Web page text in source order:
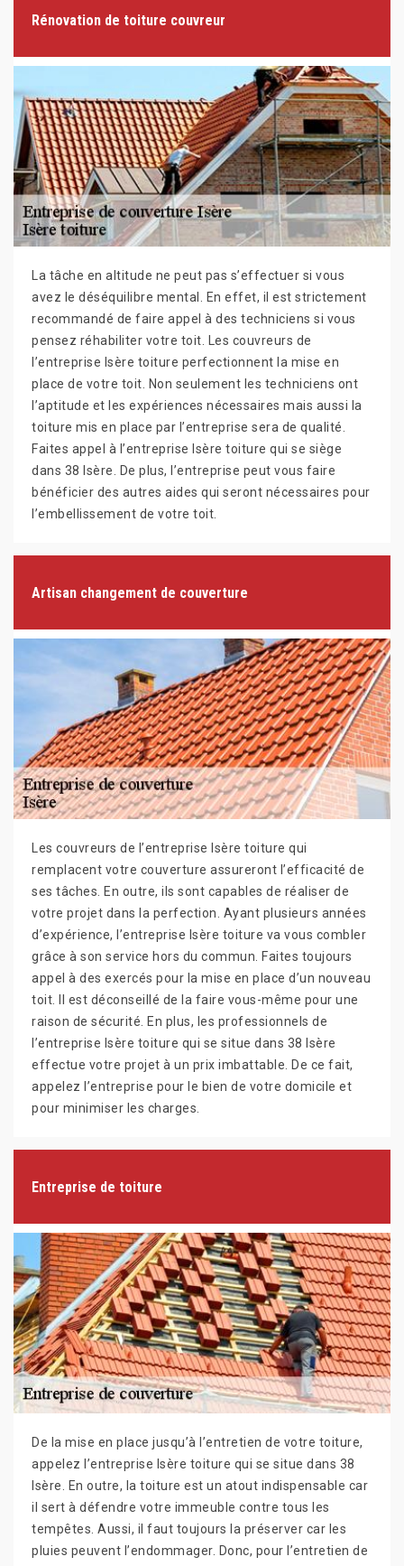
Rénovation de toiture couvreur
La tâche en altitude ne peut pas s’effectuer si vous
avez le déséquilibre mental. En effet, il est strictement
recommandé de faire appel à des techniciens si vous
pensez réhabiliter votre toit. Les couvreurs de
l’entreprise Isère toiture perfectionnent la mise en
place de votre toit. Non seulement les techniciens ont
l’aptitude et les expériences nécessaires mais aussi la
toiture mis en place par l’entreprise sera de qualité.
Faites appel à l’entreprise Isère toiture qui se siège
dans 38 Isère. De plus, l’entreprise peut vous faire
bénéficier des autres aides qui seront nécessaires pour
l’embellissement de votre toit.
Artisan changement de couverture
Les couvreurs de l’entreprise Isère toiture qui
remplacent votre couverture assureront l’efficacité de
ses tâches. En outre, ils sont capables de réaliser de
votre projet dans la perfection. Ayant plusieurs années
d’expérience, l’entreprise Isère toiture va vous combler
grâce à son service hors du commun. Faites toujours
appel à des exercés pour la mise en place d’un nouveau
toit. Il est déconseillé de la faire vous-même pour une
raison de sécurité. En plus, les professionnels de
l’entreprise Isère toiture qui se situe dans 38 Isère
effectue votre projet à un prix imbattable. De ce fait,
appelez l’entreprise pour le bien de votre domicile et
pour minimiser les charges.
Entreprise de toiture
De la mise en place jusqu’à l’entretien de votre toiture,
appelez l’entreprise Isère toiture qui se situe dans 38
Isère. En outre, la toiture est un atout indispensable car
il sert à défendre votre immeuble contre tous les
tempêtes. Aussi, il faut toujours la préserver car les
pluies peuvent l’endommager. Donc, pour l’entretien de